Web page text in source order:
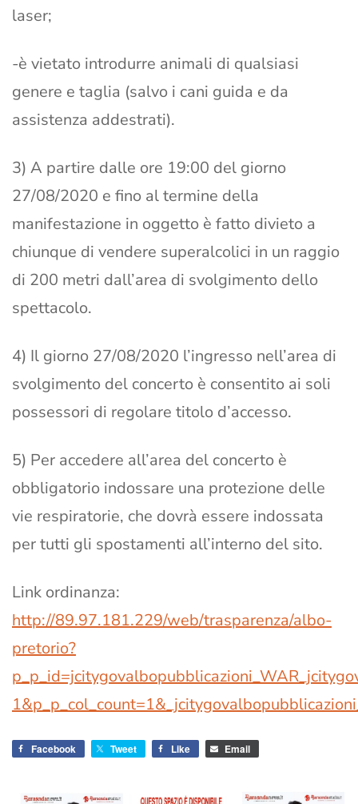
laser;
-è vietato introdurre animali di qualsiasi
genere e taglia (salvo i cani guida e da
assistenza addestrati).
3) A partire dalle ore 19:00 del giorno
27/08/2020 e fino al termine della
manifestazione in oggetto è fatto divieto a
chiunque di vendere superalcolici in un raggio
di 200 metri dall’area di svolgimento dello
spettacolo.
4) Il giorno 27/08/2020 l’ingresso nell’area di
svolgimento del concerto è consentito ai soli
possessori di regolare titolo d’accesso.
5) Per accedere all’area del concerto è
obbligatorio indossare una protezione delle
vie respiratorie, che dovrà essere indossata
per tutti gli spostamenti all’interno del sito.
Link ordinanza:
http://89.97.181.229/web/trasparenza/albo-
pretorio?
Facebook Tweet Like Email